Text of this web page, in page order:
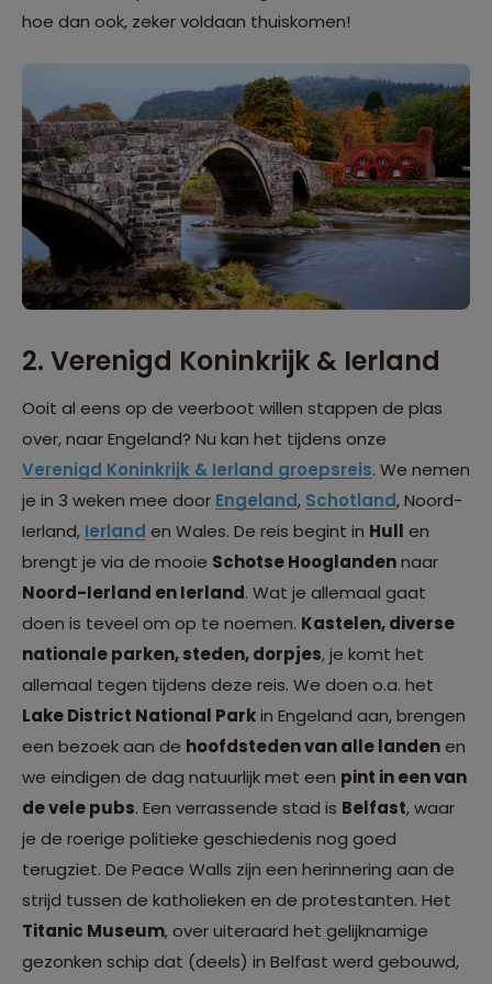
hoe dan ook, zeker voldaan thuiskomen!
2. Verenigd Koninkrijk & Ierland
Ooit al eens op de veerboot willen stappen de plas
over, naar Engeland? Nu kan het tijdens onze
Verenigd Koninkrijk & Ierland groepsreis. We nemen
je in 3 weken mee door Engeland, Schotland,Noord-
Ierland, Ierland en Wales. De reis begint in Hull en
brengt je via de mooie Schotse Hooglandennaar
Noord-Ierland en Ierland. Wat je allemaal gaat
doen is teveel om op te noemen. Kastelen, diverse
nationale parken, steden, dorpjes, je komt het
allemaal tegen tijdens deze reis. We doen o.a. het
Lake District National Parkin Engeland aan, brengen
een bezoek aan de hoofdsteden van alle landenen
we eindigen de dag natuurlijk met een pint in een van
de vele pubs. Een verrassende stad is Belfast, waar
je de roerige politieke geschiedenis nog goed
terugziet. De Peace Walls zijn een herinnering aan de
strijd tussen de katholieken en de protestanten. Het
Titanic Museum, over uiteraard het gelijknamige
gezonken schip dat (deels) in Belfast werd gebouwd,